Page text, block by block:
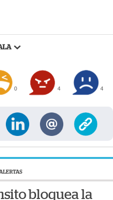
0 4 4
bloquea la